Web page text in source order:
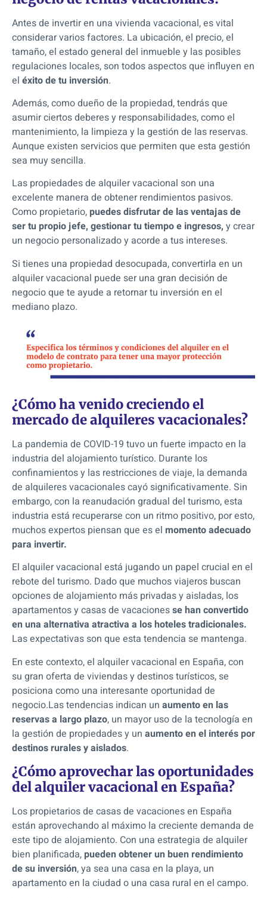
Antes de invertir en una vivienda vacacional, es vital
considerar varios factores. La ubicación, el precio, el
tamaño, el estado general del inmueble y las posibles
regulaciones locales, son todos aspectos que influyen en
el éxito de tu inversión.
Además, como dueño de la propiedad, tendrás que
asumir ciertos deberes y responsabilidades, como el
mantenimiento, la limpieza y la gestión de las reservas.
Aunque existen servicios que permiten que esta gestión
sea muy sencilla.
Las propiedades de alquiler vacacional son una
excelente manera de obtener rendimientos pasivos.
Como propietario, puedes disfrutar de las ventajas de
ser tu propio jefe, gestionar tu tiempo e ingresos, y crear
un negocio personalizado y acorde a tus intereses.
Si tienes una propiedad desocupada, convertirla en un
alquiler vacacional puede ser una gran decisión de
negocio que te ayude a retornar tu inversión en el
mediano plazo.
¿Cómo ha venido creciendo el
mercado de alquileres vacacionales?
La pandemia de COVID-19 tuvo un fuerte impacto en la
industria del alojamiento turístico. Durante los
confinamientos y las restricciones de viaje, la demanda
de alquileres vacacionales cayó significativamente. Sin
embargo,con la reanudación gradual del turismo, esta
industria está recuperarse con un ritmo positivo, por esto,
muchos expertos piensan que es el momento adecuado
para invertir.
El alquiler vacacional está jugando un papel crucial en el
rebote del turismo. Dado que muchos viajeros buscan
opciones de alojamiento más privadas y aisladas, los
apartamentos y casas de vacacionesse han convertido
en una alternativa atractiva a los hoteles tradicionales.
Las expectativas son que esta tendencia se mantenga.
En este contexto, el alquiler vacacional en España, con
su gran oferta de viviendas y destinos turísticos, se
posiciona como una interesante oportunidad de
negocio.Las tendencias indican un aumento en las
reservas a largo plazo, un mayor uso de la tecnología en
la gestión de propiedades y un aumento en el interés por
destinos rurales y aislados.
¿Cómo aprovechar las oportunidades
del alquiler vacacional en España?
Los propietarios de casas de vacaciones en España
están aprovechando al máximo la creciente demanda de
este tipo de alojamiento. Con una estrategia de alquiler
bien planificada, pueden obtener un buen rendimiento
de su inversión, ya sea una casa en la playa, un
apartamento en la ciudad o una casa rural en el campo.